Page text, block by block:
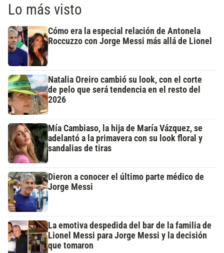
Lo más visto
Cómo era la especial relación de Antonela
Roccuzzo con Jorge Messi más allá de Lionel
Natalia Oreiro cambió su look, con el corte
de pelo que será tendencia en el resto del
2026
Mía Cambiaso, la hija de María Vázquez, se
adelantó a la primavera con su look floral y
sandalias de tiras
Dieron a conocer el último parte médico de
Jorge Messi
La emotiva despedida del bar de la familia de
Lionel Messi para Jorge Messi y la decisión
que tomaron